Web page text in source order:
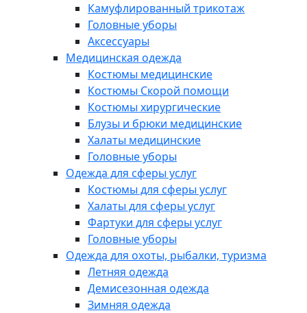
Камуфлированный трикотаж
Головные уборы
Аксессуары
Медицинская одежда
Костюмы медицинские
Костюмы Скорой помощи
Костюмы хирургические
Блузы и брюки медицинские
Халаты медицинские
Головные уборы
Одежда для сферы услуг
Костюмы для сферы услуг
Халаты для сферы услуг
Фартуки для сферы услуг
Головные уборы
Одежда для охоты, рыбалки, туризма
Летняя одежда
Демисезонная одежда
Зимняя одежда